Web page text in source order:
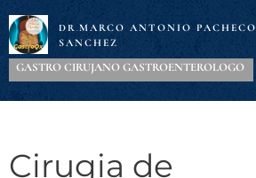
DR . MARCO ANTONIO PACHECO
SANCHEZ
GASTRO CIRUJANO GASTROENTEROLOGO
Cirugia de